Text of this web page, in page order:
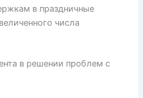
в праздничные
числа
в решении проблем с